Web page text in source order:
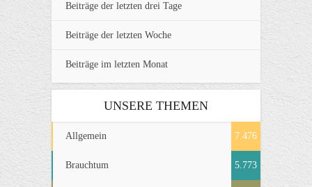
Beiträge der letzten drei Tage
Beiträge der letzten Woche
Beiträge im letzten Monat
UNSERE THEMEN
Allgemein 7.476
Brauchtum 5.773